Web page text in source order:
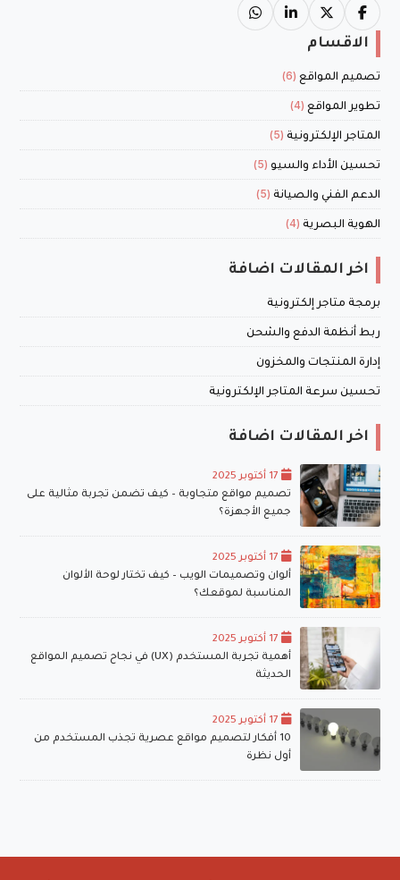
الاقسام
تصميم المواقع (6)
تطوير المواقع (4)
المتاجر الإلكترونية (5)
تحسين الأداء والسيو (5)
الدعم الفني والصيانة (5)
الهوية البصرية (4)
اخر المقالات اضافة
برمجة متاجر إلكترونية
ربط أنظمة الدفع والشحن
إدارة المنتجات والمخزون
تحسين سرعة المتاجر الإلكترونية
اخر المقالات اضافة
تصميم مواقع متجاوبة – كيف تضمن تجربة مثالية على
جميع الأجهزة؟
ألوان وتصميمات الويب – كيف تختار لوحة الألوان
المناسبة لموقعك؟
أهمية تجربة المستخدم (UX) في نجاح تصميم المواقع
الحديثة
10 أفكار لتصميم مواقع عصرية تجذب المستخدم من
أول نظرة